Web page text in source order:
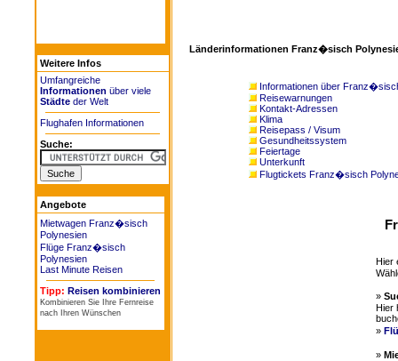
Weitere Infos
Umfangreiche
Informationen über viele
Städteder Welt
Flughafen Informationen
Suche:
Angebote
Mietwagen Franz�sisch
Polynesien
Flüge Franz�sisch
Polynesien
Last Minute Reisen
Tipp: Reisen kombinieren
Kombinieren Sie Ihre Fernreise
nach Ihren Wünschen
Länderinformationen Franz�sisch
Informationen über
Reisewarnungen
Kontakt-Adressen
Klima
Reisepass / Visum
Gesundheitssystem
Feiertage
Unterkunft
Flugtickets Franz�sisch
Hier
»
Hier
»
»